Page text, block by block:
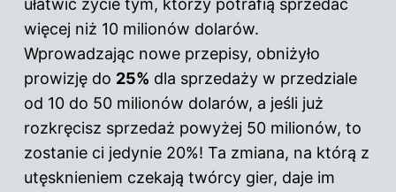
ułatwić życie tym, którzy potrafią sprzedać
więcej niż 10 milionów dolarów.
Wprowadzając nowe przepisy, obniżyło
prowizję do 25% dla sprzedaży w przedziale
od 10 do 50 milionów dolarów, a jeśli już
rozkręcisz sprzedaż powyżej 50 milionów, to
zostanie ci jedynie 20%! Ta zmiana, na którą z
utęsknieniem czekają twórcy gier, daje im